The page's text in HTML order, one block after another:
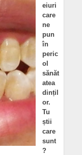
eiuri
care
ne
pun
în
peric
ol
sănăt
atea
dințil
or.
Tu
știi
care
sunt
?